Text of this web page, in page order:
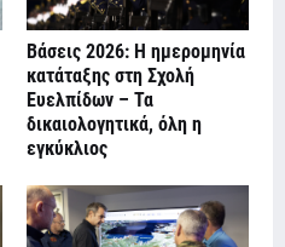
Βάσεις 2026: Η ημερομηνία
κατάταξης στη Σχολή
Ευελπίδων – Τα
δικαιολογητικά, όλη η
εγκύκλιος